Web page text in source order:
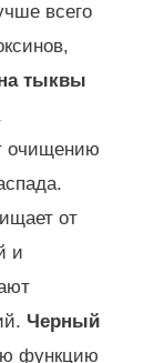
всего
тыквы
очищению
от
и
Черный
функцию